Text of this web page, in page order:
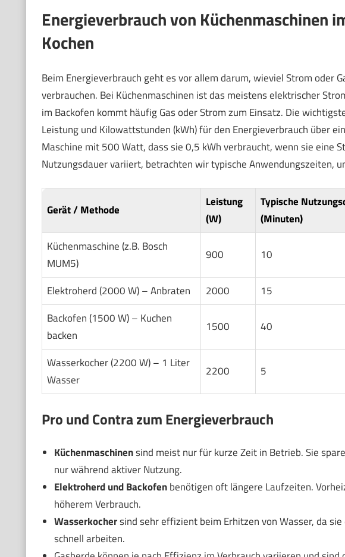
Energieverbrauch von Küchenmaschinen
Kochen
Beim Energieverbrauch geht es vor allem darum, wieviel Strom oder
verbrauchen. Bei Küchenmaschinen ist das meistens elektrischer
im Backofen kommt häufig Gas oder Strom zum Einsatz. Die
Leistung und Kilowattstunden (kWh) für den Energieverbrauch über
Maschine mit 500 Watt, dass sie 0,5 kWh verbraucht, wenn sie eine
Nutzungsdauer variiert, betrachten wir typische Anwendungszeiten,
Gerät / Methode
Leistung
(W)
Typische
(Minuten)
Küchenmaschine (z.B. Bosch
MUM5)
900 10
Elektroherd (2000 W) – Anbraten 2000 15
Backofen (1500 W) – Kuchen
backen
1500 40
Wasserkocher (2200 W) – 1 Liter
Wasser
2200 5
Pro und Contra zum Energieverbrauch
Küchenmaschinensind meist nur für kurze Zeit in Betrieb. Sie
nur während aktiver Nutzung.
Elektroherd und Backofenbenötigen oft längere Laufzeiten.
höherem Verbrauch.
Wasserkochersind sehr effizient beim Erhitzen von Wasser, da
schnell arbeiten.